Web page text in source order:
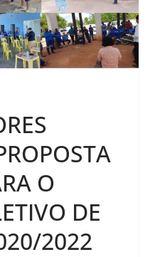
O
DE
2022